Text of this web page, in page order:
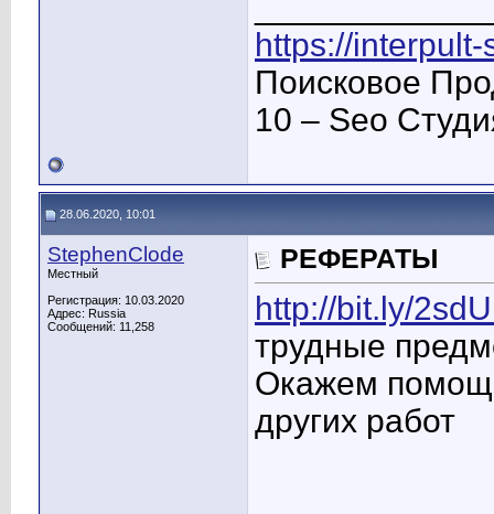
https://
Поисковое
10 – Seo
28.06.2020, 10:01
StephenClode
Местный
Регистрация: 10.03.2020
Адрес: Russia
Сообщений: 11,258
РЕФЕРАТЫ
http://bit.ly/
трудные
Окажем
других работ